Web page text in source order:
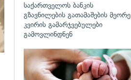
საქართველოს ბანკის
გზავნილების გათამაშების მეორე
კვირის გამარჯვებულები
გამოვლინდნენ